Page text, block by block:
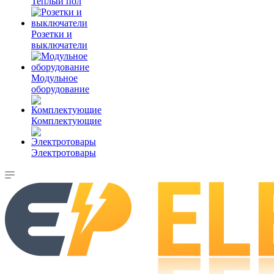
Розетки и
выключатели
Модульное
оборудование
Комплектующие
Электротовары